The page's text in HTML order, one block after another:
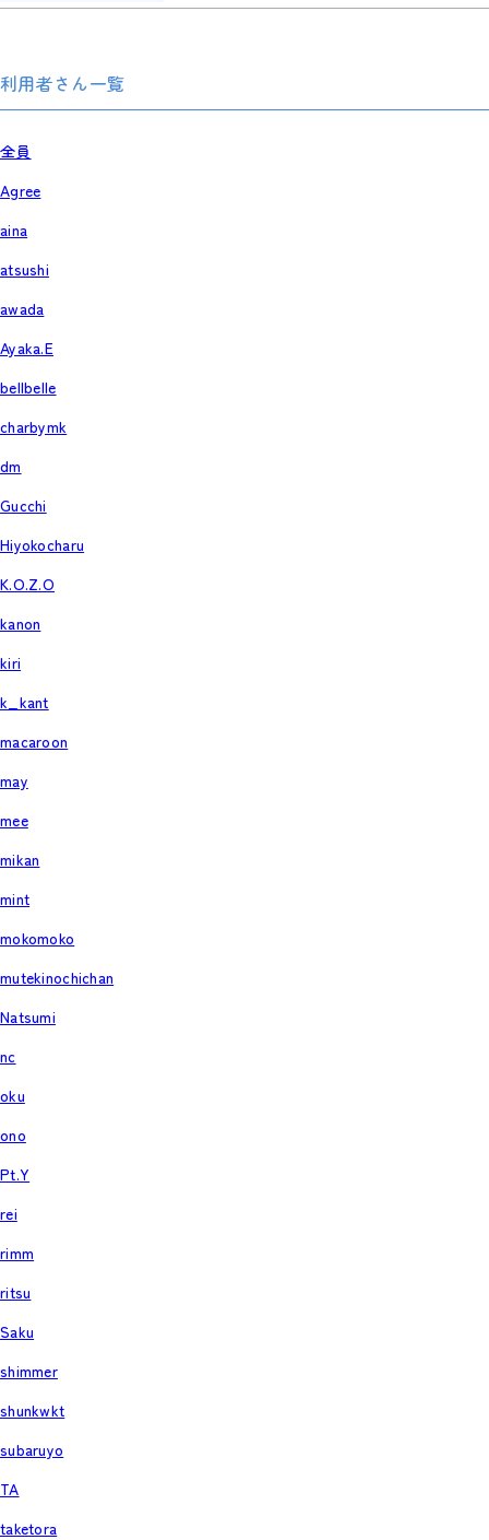
利用者さん一覧
全員
Agree
aina
atsushi
awada
Ayaka.E
bellbelle
charbymk
dm
Gucchi
Hiyokocharu
K.O.Z.O
kanon
kiri
k_kant
macaroon
may
mee
mikan
mint
mokomoko
mutekinochichan
Natsumi
nc
oku
ono
Pt.Y
rei
rimm
ritsu
Saku
shimmer
shunkwkt
subaruyo
TA
taketora